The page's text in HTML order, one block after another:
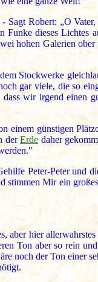
Sagt Robert: „O
Funke dieses Lichtes
hohen Galerien ober
Stockwerke
gar viele, die so
wir irgend einen
einem günstigen
derErdedaher
Peter-Peter und
stimmen Mir ein
aber hier
Ton aber so rein
noch der Ton einer